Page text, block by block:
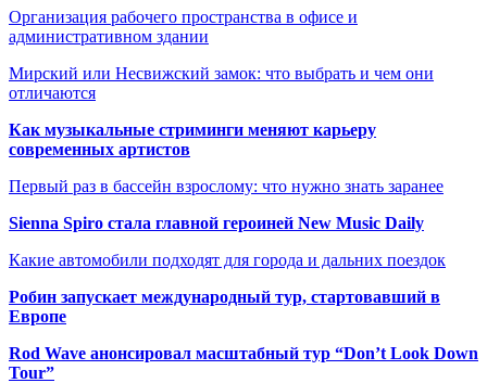
Организация рабочего пространства в офисе и
административном здании
Мирский или Несвижский замок: что выбрать и чем они
отличаются
Как музыкальные стриминги меняют карьеру
современных артистов
Первый раз в бассейн взрослому: что нужно знать заранее
Sienna Spiro стала главной героиней New Music Daily
Какие автомобили подходят для города и дальних поездок
Робин запускает международный тур, стартовавший в
Европе
Rod Wave анонсировал масштабный тур “Don’t Look Down
Tour”